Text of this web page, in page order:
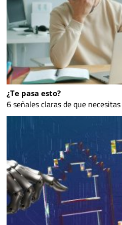
¿Te pasa esto?
6 señales claras de que